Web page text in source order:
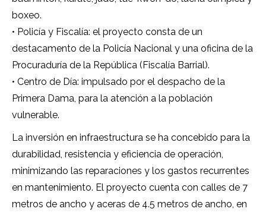
boxeo.
• Policía y Fiscalía: el proyecto consta de un
destacamento de la Policía Nacional y una oficina de la
Procuraduría de la República (Fiscalía Barrial).
• Centro de Día: impulsado por el despacho de la
Primera Dama, para la atención a la población
vulnerable.
La inversión en infraestructura se ha concebido para la
durabilidad, resistencia y eficiencia de operación,
minimizando las reparaciones y los gastos recurrentes
en mantenimiento. El proyecto cuenta con calles de 7
metros de ancho y aceras de 4.5 metros de ancho, en